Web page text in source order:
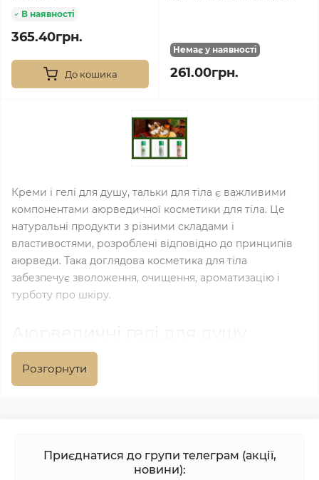
В наявності
365.40грн.
До кошика
Немає у наявності
261.00грн.
Креми і гелі для душу, тальки для тіла є важливими
компонентами аюрведичної косметики для тіла. Це
натуральні продукти з різними складами і
властивостями, розроблені відповідно до принципів
аюрведи. Така доглядова косметика для тіла
забезпечує зволоження, очищення, ароматизацію і
турботу про шкіру.
Продукція розроблена з використанням натуральних
інгредієнтів (трав, рослинних екстрактів і ефірних
потреби шкіри і проблеми, з якими стикаються люди.
Розгорнути
Приєднатися до групи телеграм (акції,
новини):